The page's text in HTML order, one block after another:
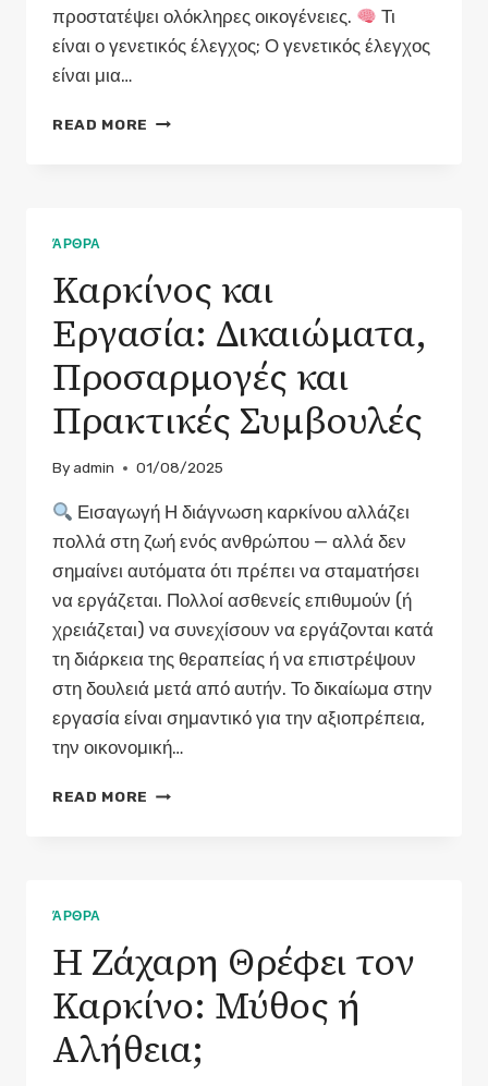
προστατέψει ολόκληρες οικογένειες.
Τι
είναι ο γενετικός έλεγχος; Ο γενετικός έλεγχος
είναι μια…
READ MORE ΓΕΝΕΤΙΚΌΣ
ΚΆΝΟΥΝ
ΤΙΣ
ΕΞΕΤΆΣΕΙΣ
ΚΑΙ
ΓΙΑΤΊ
ΆΡΘΡΑ
Καρκίνος και
Εργασία: Δικαιώματα,
Προσαρμογές και
Πρακτικές Συμβουλές
Byadmin 01/08/2025
Εισαγωγή Η διάγνωση καρκίνου αλλάζει
πολλά στη ζωή ενός ανθρώπου — αλλά δεν
σημαίνει αυτόματα ότι πρέπει να σταματήσει
να εργάζεται. Πολλοί ασθενείς επιθυμούν (ή
χρειάζεται) να συνεχίσουν να εργάζονται κατά
τη διάρκεια της θεραπείας ή να επιστρέψουν
στη δουλειά μετά από αυτήν. Το δικαίωμα στην
εργασία είναι σημαντικό για την αξιοπρέπεια,
την οικονομική…
READ MORE ΚΑΡΚΊΝΟΣ
ΣΥΜΒΟΥΛΈΣ
ΆΡΘΡΑ
Η Ζάχαρη Θρέφει τον
Καρκίνο: Μύθος ή
Αλήθεια;